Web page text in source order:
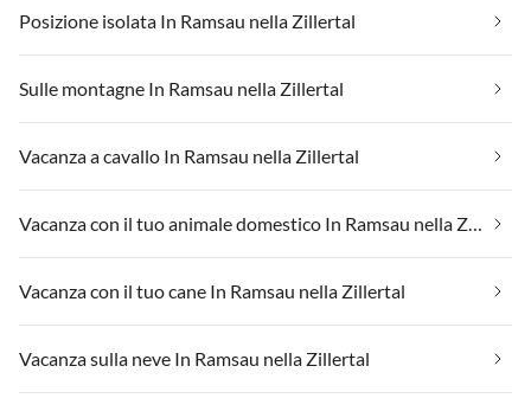
Posizione isolata In Ramsau nella Zillertal
Sulle montagne In Ramsau nella Zillertal
Vacanza a cavallo In Ramsau nella Zillertal
Vacanza con il tuo animale domestico In Ramsau nella Zillertal
Vacanza con il tuo cane In Ramsau nella Zillertal
Vacanza sulla neve In Ramsau nella Zillertal